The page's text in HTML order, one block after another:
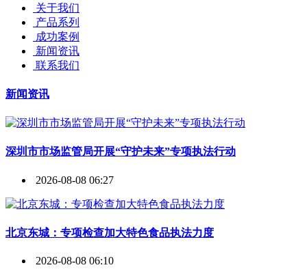
关于我们
产品系列
成功案例
新闻资讯
联系我们
新闻资讯
深圳市市场监管局开展“守护未来”专项执法行动
2026-08-08 06:27
北京东城：专项检查加大特色食品执法力度
2026-08-08 06:10